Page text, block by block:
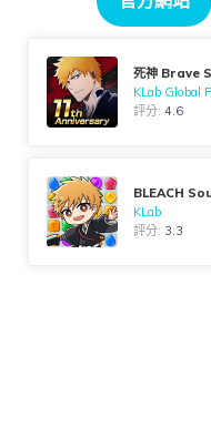
死神 Brave
KLab Global
評分:4.6
BLEACH
KLab
評分: 3.3